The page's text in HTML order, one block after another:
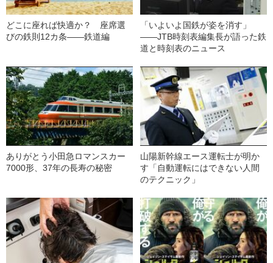
どこに座れば快適か？ 座席選
びの鉄則12カ条――鉄道編
「いよいよ国鉄が姿を消す」
――JTB時刻表編集長が語った鉄
道と時刻表のニュース
ありがとう小田急ロマンスカー
7000形、37年の長寿の秘密
山陽新幹線エース運転士が明か
す「自動運転にはできない人間
のテクニック」